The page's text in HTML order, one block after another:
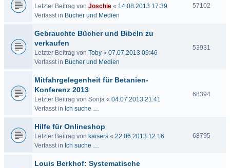
Letzter Beitrag von Joschie « 14.08.2013 17:39
Verfasst in Bücher und Medien
57102
Gebrauchte Bücher und Bibeln zu
verkaufen
Letzter Beitrag von Toby « 07.07.2013 09:46
Verfasst in Bücher und Medien
53931
Mitfahrgelegenheit für Betanien-
Konferenz 2013
Letzter Beitrag von Sonja « 04.07.2013 21:41
Verfasst in Ich suche …
68394
Hilfe für Onlineshop
Letzter Beitrag von kaisers « 22.06.2013 12:16
Verfasst in Ich suche …
68795
Louis Berkhof: Systematische